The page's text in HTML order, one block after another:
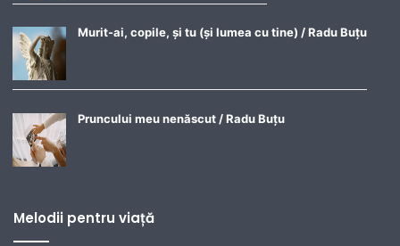
Murit-ai, copile, și tu (și lumea cu tine) / Radu Buțu
Pruncului meu nenăscut / Radu Buțu
Melodii pentru viață